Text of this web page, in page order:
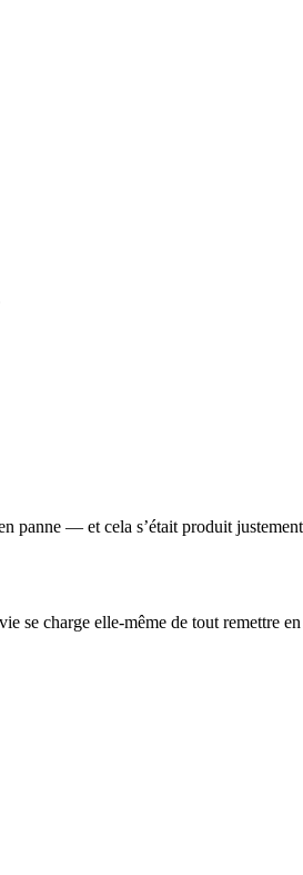
panne — et cela s’était produit
se charge elle-même de tout remettre